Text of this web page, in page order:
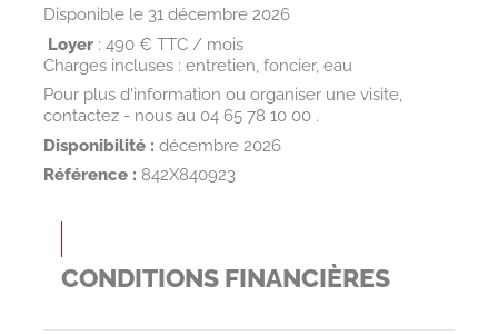
Disponible le 31 décembre 2026
Loyer: 490 € TTC / mois
Charges incluses : entretien, foncier, eau
Pour plus d'information ou organiser une visite,
contactez - nous au 04 65 78 10 00 .
Disponibilité : décembre 2026
Référence : 842X840923
CONDITIONS FINANCIÈRES